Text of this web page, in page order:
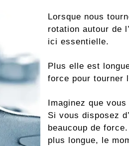
Lorsque nous
rotation autour de
ici essentielle.
Plus elle est
force pour tourner
Imaginez que
Si vous disposez
beaucoup de
plus longue, le